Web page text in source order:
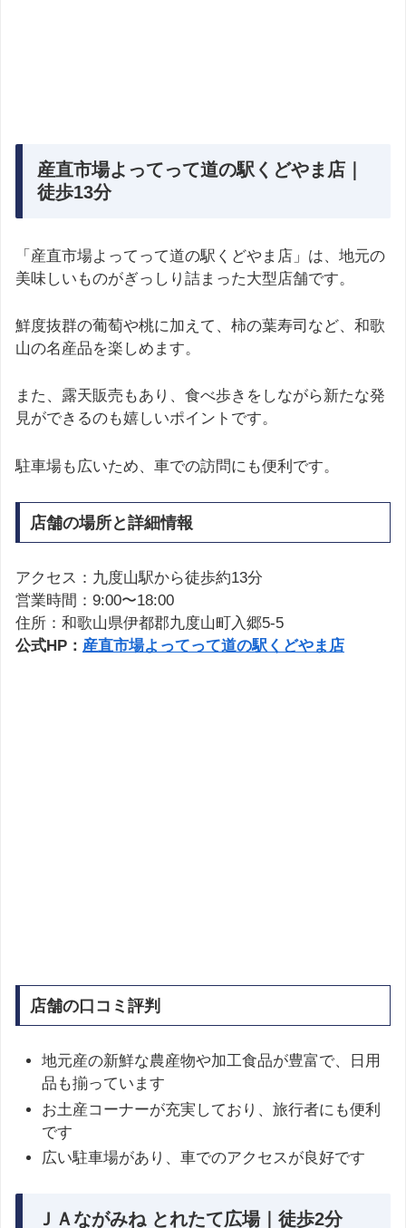
産直市場よってって道の駅くどやま店｜
徒歩13分
「産直市場よってって道の駅くどやま店」は、地元の
美味しいものがぎっしり詰まった大型店舗です。
鮮度抜群の葡萄や桃に加えて、柿の葉寿司など、和歌
山の名産品を楽しめます。
また、露天販売もあり、食べ歩きをしながら新たな発
見ができるのも嬉しいポイントです。
駐車場も広いため、車での訪問にも便利です。
店舗の場所と詳細情報
アクセス：九度山駅から徒歩約13分
営業時間：9:00〜18:00
住所：和歌山県伊都郡九度山町入郷5-5
公式HP： 産直市場よってって道の駅くどやま店
店舗の口コミ評判
地元産の新鮮な農産物や加工食品が豊富で、日用
品も揃っています
お土産コーナーが充実しており、旅行者にも便利
です
広い駐車場があり、車でのアクセスが良好です
ＪＡながみね とれたて広場｜徒歩2分